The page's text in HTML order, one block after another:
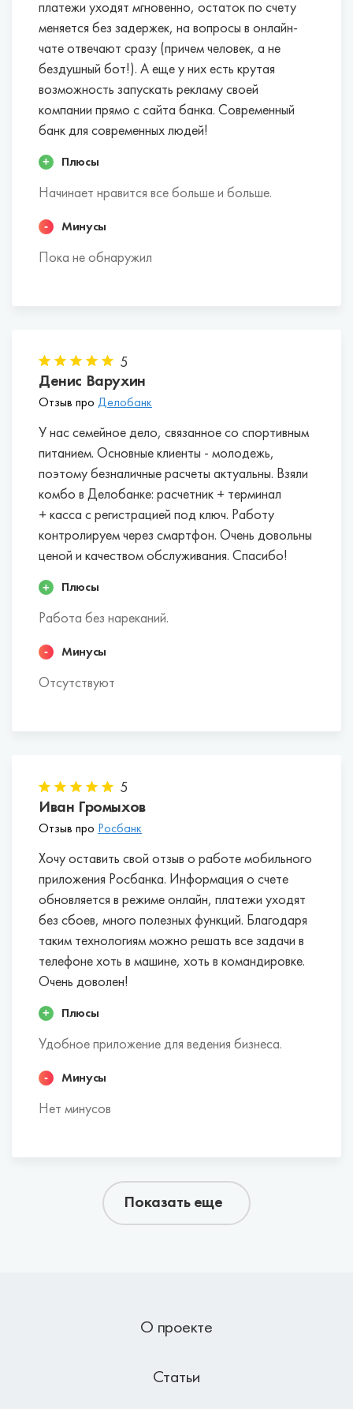
платежи уходят мгновенно, остаток по счету
меняется без задержек, на вопросы в онлайн-
чате отвечают сразу (причем человек, а не
бездушный бот!). А еще у них есть крутая
возможность запускать рекламу своей
компании прямо с сайта банка. Современный
банк для современных людей!
Плюсы
Начинает нравится все больше и больше.
Минусы
Пока не обнаружил
5
Денис Варухин
Отзыв про Делобанк
У нас семейное дело, связанное со спортивным
питанием. Основные клиенты - молодежь,
поэтому безналичные расчеты актуальны. Взяли
комбо в Делобанке: расчетник + терминал
+ касса с регистрацией под ключ. Работу
контролируем через смартфон. Очень довольны
ценой и качеством обслуживания. Спасибо!
Плюсы
Работа без нареканий.
Минусы
Отсутствуют
5
Иван Громыхов
Отзыв про Росбанк
Хочу оставить свой отзыв о работе мобильного
приложения Росбанка. Информация о счете
обновляется в режиме онлайн, платежи уходят
без сбоев, много полезных функций. Благодаря
таким технологиям можно решать все задачи в
телефоне хоть в машине, хоть в командировке.
Очень доволен!
Плюсы
Удобное приложение для ведения бизнеса.
Минусы
Нет минусов
Показать еще
О проекте
Статьи